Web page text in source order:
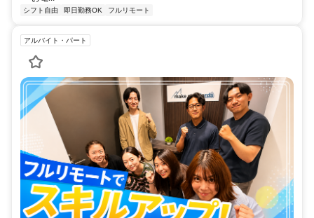
シフト自由 即日勤務OK フルリモート
アルバイト・パート